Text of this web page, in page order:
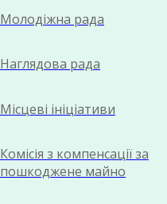
Молодіжна рада
Наглядова рада
Місцеві ініціативи
Комісія з компенсації за
пошкоджене майно